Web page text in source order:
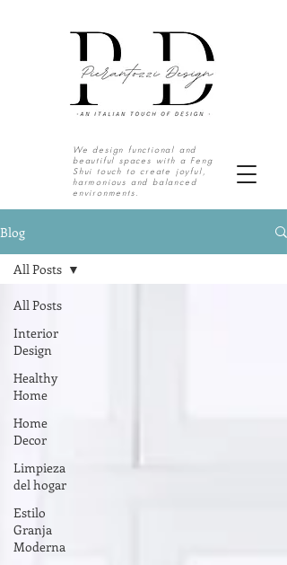
We design functional and
beautiful spaces with a Feng
Shui touch to create joyful,
harmonious and balanced
environments.
S o u t h T e x a s | N o r t h M e x i c o
Blog
All Posts
Interior
Design
Healthy
Home
Home
Decor
Limpieza
del hogar
Estilo
Granja
Moderna
All Posts